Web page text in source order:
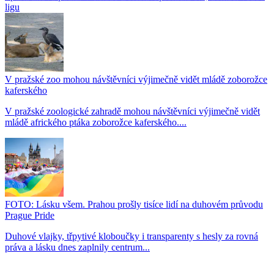
ligu
V pražské zoo mohou návštěvníci výjimečně vidět mládě zoborožce
kaferského
V pražské zoologické zahradě mohou návštěvníci výjimečně vidět
mládě afrického ptáka zoborožce kaferského....
FOTO: Lásku všem. Prahou prošly tisíce lidí na duhovém průvodu
Prague Pride
Duhové vlajky, třpytivé kloboučky i transparenty s hesly za rovná
práva a lásku dnes zaplnily centrum...